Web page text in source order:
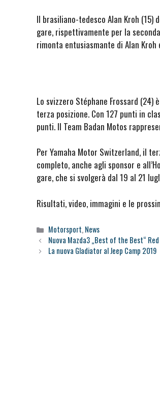
Il brasiliano-tedesco Alan Kroh (15)
gare, rispettivamente per la
rimonta entusiasmante di Alan
Lo svizzero Stéphane Frossard
terza posizione. Con 127 punti in
punti. Il Team Badan Motos
Per Yamaha Motor Switzerland, il
completo, anche agli sponsor e
gare, che si svolgerà dal 19 al 21
Risultati, video, immagini e le
Categorie
Motorsport,News
Nuova Mazda3 „Best of the Best“
La nuova Gladiator al Jeep Camp 2019